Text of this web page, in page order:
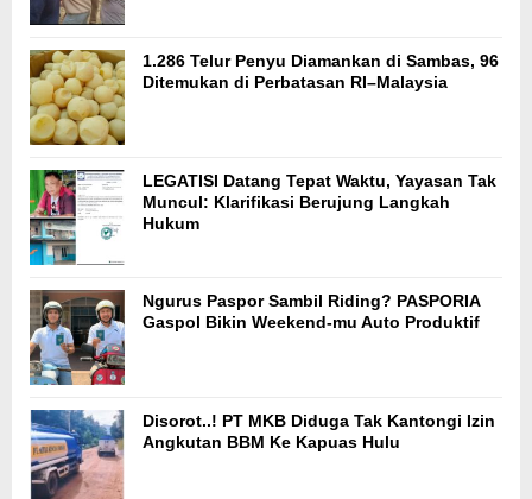
1.286 Telur Penyu Diamankan di Sambas, 96
Ditemukan di Perbatasan RI–Malaysia
LEGATISI Datang Tepat Waktu, Yayasan Tak
Muncul: Klarifikasi Berujung Langkah
Hukum
Ngurus Paspor Sambil Riding? PASPORIA
Gaspol Bikin Weekend-mu Auto Produktif
Disorot..! PT MKB Diduga Tak Kantongi Izin
Angkutan BBM Ke Kapuas Hulu